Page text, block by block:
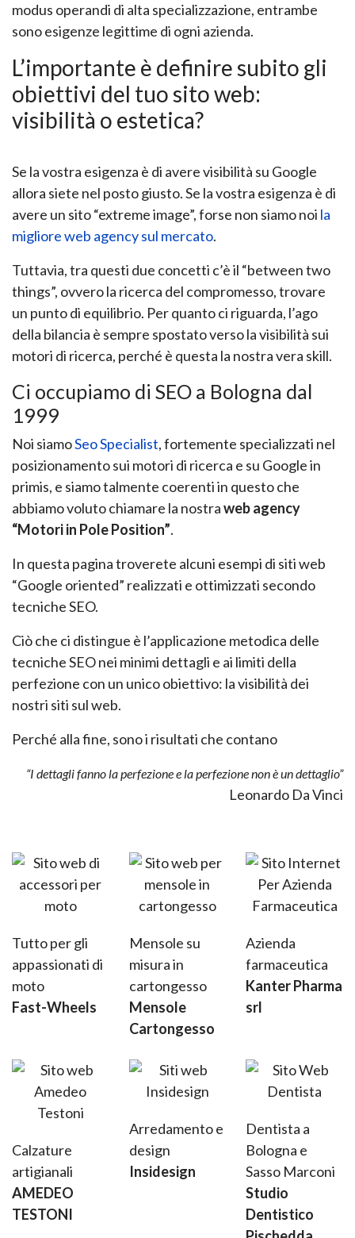
modus operandi di alta specializzazione, entrambe
sono esigenze legittime di ogni azienda.
L’importante è definire subito gli
obiettivi del tuo sito web:
visibilità o estetica?
Se la vostra esigenza è di avere visibilità su Google
allora siete nel posto giusto. Se la vostra esigenza è di
avere un sito “extreme image”, forse non siamo noi la
migliore web agency sul mercato.
Tuttavia, tra questi due concetti c’è il “between two
things”, ovvero la ricerca del compromesso,trovare
un punto di equilibrio. Per quanto ci riguarda, l’ago
della bilancia è sempre spostato verso la visibilità sui
motori di ricerca, perché è questa la nostra vera skill.
Ci occupiamo di SEO a Bologna dal
1999
Noi siamoSeo Specialist, fortemente specializzati nel
posizionamento sui motori di ricerca e su Google in
primis, e siamo talmente coerenti in questo che
abbiamo voluto chiamare la nostraweb agency
“Motori in Pole Position”.
In questa pagina troverete alcuni esempi di siti web
“Google oriented” realizzati e ottimizzati secondo
tecniche SEO.
Ciò che ci distingue è l’applicazione metodica delle
tecniche SEO nei minimi dettagli e ai limiti della
perfezione con un unico obiettivo: la visibilità dei
nostri siti sul web.
Perché alla fine, sono i risultati che contano
“I dettagli fanno la perfezione e la perfezione non è un dettaglio”
Leonardo Da Vinci
Tutto per gli
appassionati di
moto
Fast-Wheels
Mensole su
misura in
cartongesso
Mensole
Cartongesso
Azienda
farmaceutica
Kanter Pharma
srl
Calzature
artigianali
AMEDEO
TESTONI
Arredamento e
design
Insidesign
Dentista a
Bologna e
Sasso Marconi
Studio
Dentistico